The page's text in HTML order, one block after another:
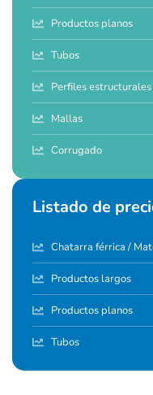
Productos planos
Tubos
Perfiles estructurales
Mallas
Corrugado
Listado de
Chatarra férrica /
Productos largos
Productos planos
Tubos